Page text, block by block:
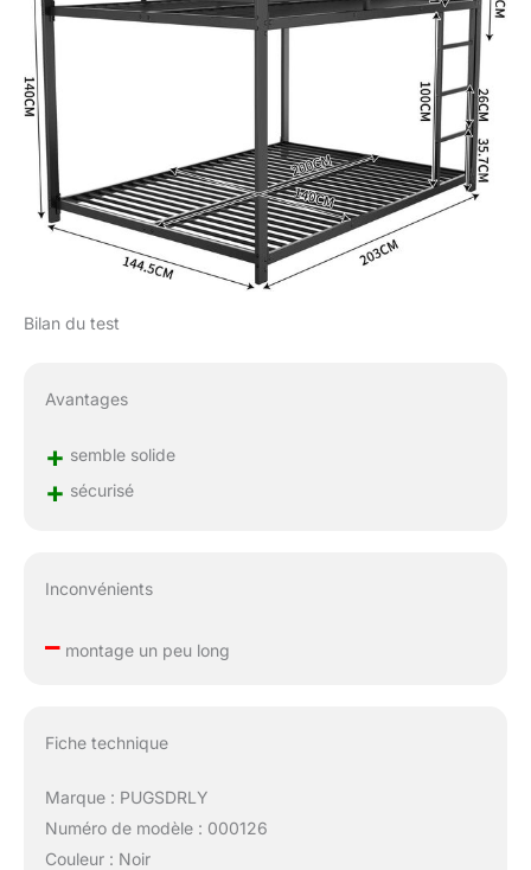
Bilan du test
Avantages
+ semble solide
+ sécurisé
Inconvénients
–montage un peu long
Fiche technique
Marque : PUGSDRLY
Numéro de modèle : 000126
Couleur : Noir